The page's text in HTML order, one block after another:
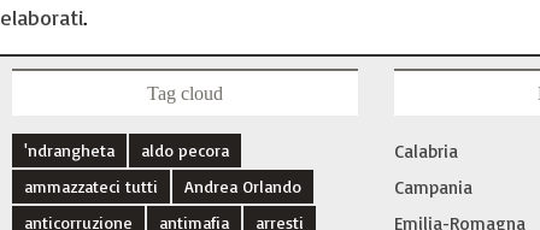
elaborati.
Tag cloud
'ndrangheta
aldo pecora
ammazzateci tutti
Andrea Orlando
anticorruzione
antimafia
arresti
Calabria
Campania
Emilia-Romagna